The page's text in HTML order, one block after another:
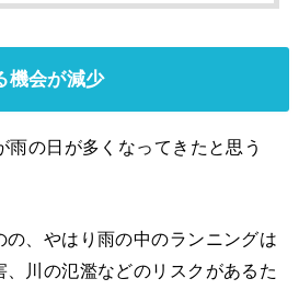
機会が減少
雨の日が多くなってきたと思う
の、やはり雨の中のランニングは
、川の氾濫などのリスクがあるた